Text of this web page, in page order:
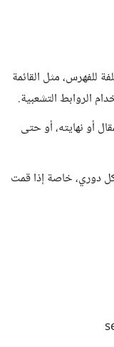
للفهرس، مثل القائمة
الروابط التشعبية.
أو نهايته، أو حتى
دوري، خاصة إذا قمت